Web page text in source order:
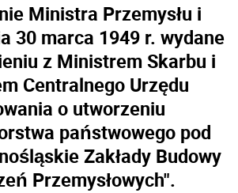
Ministra Przemysłu i
30 marca 1949 r. wydane
z Ministrem Skarbu i
Centralnego Urzędu
o utworzeniu
państwowego pod
Zakłady Budowy
Przemysłowych".